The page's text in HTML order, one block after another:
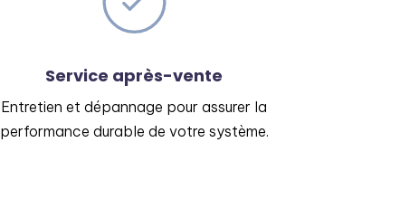
Service après-vente
Entretien et dépannage pour assurer la
performance durable de votre système.